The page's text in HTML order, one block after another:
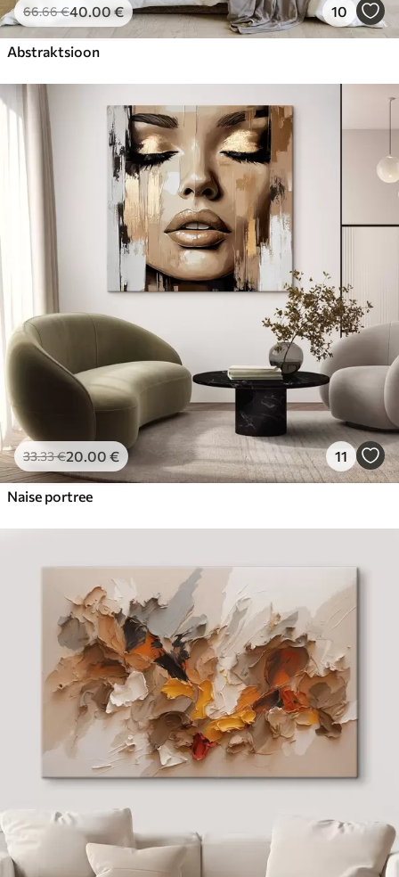
66.66€40.00€ 10
Abstraktsioon
33.33€20.00 € 11
Naise portree